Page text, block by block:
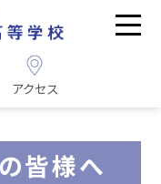
アクセス
皆様へ